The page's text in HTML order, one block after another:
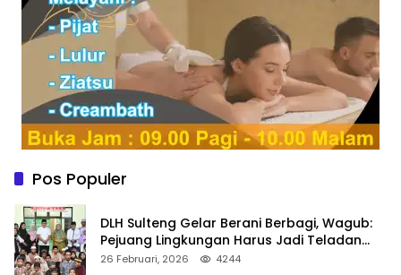
Pos Populer
DLH Sulteng Gelar Berani Berbagi, Wagub:
Pejuang Lingkungan Harus Jadi Teladan
Kepedulian
26 Februari, 2026 4244